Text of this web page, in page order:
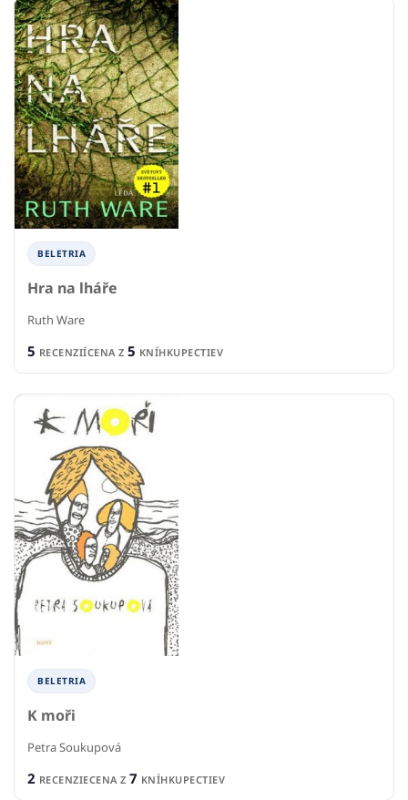
BELETRIA
Hra na lháře
Ruth Ware
5 RECENZIÍCENA Z 5 KNÍHKUPECTIEV
BELETRIA
K moři
Petra Soukupová
2 RECENZIECENA Z 7 KNÍHKUPECTIEV